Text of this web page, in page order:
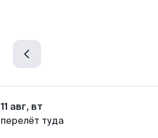
11 авг, вт
перелёт туда